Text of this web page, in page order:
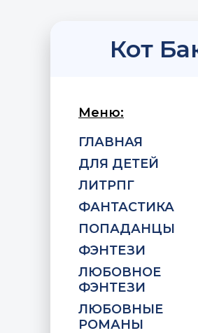
Кот
Меню:
ГЛАВНАЯ
ДЛЯ ДЕТЕЙ
ЛИТРПГ
ФАНТАСТИКА
ПОПАДАНЦЫ
ФЭНТЕЗИ
ЛЮБОВНОЕ
ФЭНТЕЗИ
ЛЮБОВНЫЕ
РОМАНЫ